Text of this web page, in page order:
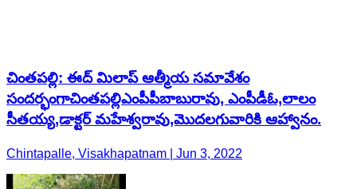
చింతపల్లి: ఈద్ మిలాప్ ఆత్మీయ సమావేశం
సందర్భంగాచింతపల్లిఎంపీపీబాబురావు, ఎంపీడీఓ,లాలం
సీతయ్య,డాక్టర్ మహేశ్వరావు,మొదలగువారికి ఆహ్వానం.
Chintapalle, Visakhapatnam | Jun 3, 2022